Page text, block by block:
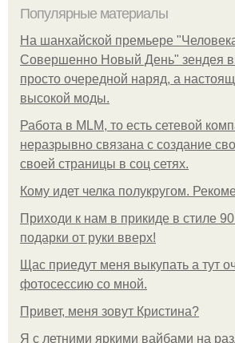
Популярные материалы
На шанхайской премьере
Совершенно Новый День" зендея
просто очередной наряд, а
высокой моды.
Работа в MLM, то есть сетевой
неразрывно связана с создание
своей страницы в соц сетях.
Кому идет челка полукругом.
Приходи к нам в прикиде в стиле
подарки от руки вверх!
Щас приедут меня выкупать а тут
фотосессию со мной.
Привет, меня зовут Кристина?
Я с летними яркими вайбами на